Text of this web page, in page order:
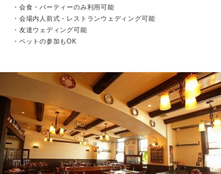
・会食・パーティーのみ利用可能
・会場内人前式・レストランウェディング可能
・友達ウェディング可能
・ペットの参加もOK